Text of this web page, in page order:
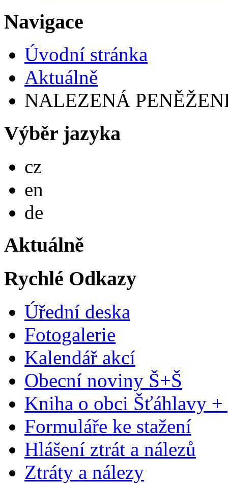
Navigace
Úvodní stránka
Aktuálně
NALEZENÁ
Výběr jazyka
cz
en
de
Aktuálně
Rychlé Odkazy
Úřední deska
Fotogalerie
Kalendář akcí
Obecní noviny Š+Š
Kniha o obci Šťáhlavy +
Formuláře ke stažení
Hlášení ztrát a nálezů
Ztráty a nálezy